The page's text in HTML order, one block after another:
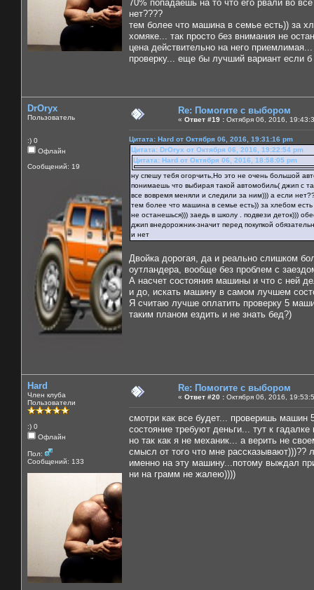
70% попадаешь на то что его рвали во
нет????
тем более что машина в семье есть)) за
хомяке... так просто без внимания не
цена действительно на него
проверку... еще бы лучший вариант если
DrOryx
Пользователь
:) 0
Офлайн
Сообщений: 19
Re: Помогите с выбором
« Ответ #19 : Октября 06, 2016,
Цитата: Hard от Октября 06, 2016, 19:31:16 pm
Цитата: DrOryx от Октября 06, 2016, 19:22:54 pm
Цитата: Hard от Октября 06, 2016, 18:58:05 pm
ну спешу тебя огорчить,Но это не очень большой
понимаешь что выбирая такой автомобиль( джип с
все вовремя меняли и следили за ним))) а если
тем более что машина в семье есть)) за хлебом
не останешься))) заедь в школу . подвези деток)))
джип внедорожник-значит перед покупкой
и нет
Двойка дорогая, да и реально слишком
оутландера, вообще без проблем с
А насчет состояния машины и что с ней
и до, искать машину в самом лучшем
Я считаю лучше оплатить проверку 5
таким планом ездить и не знать бед?)
Hard
Член клуба
Пользователи
:) 0
Офлайн
Пол:
Сообщений: 133
Re: Помогите с выбором
« Ответ #20 : Октября 06, 2016,
смотри как все будет... проверишь машин
состояние требуют деньги... тут к
но так как я не механик... а верить не
смысл от того что мне
именно на эту машину...потому выждал
ни на грамм не жалею))))